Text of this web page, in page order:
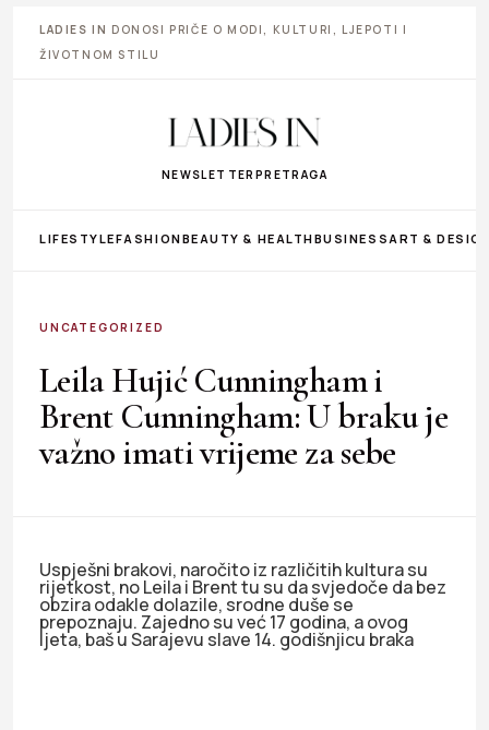
LADIES IN DONOSI PRIČE O MODI, KULTURI, LJEPOTI I
ŽIVOTNOM STILU
NEWSLETTER PRETRAGA
LIFESTYLEFASHIONBEAUTY & HEALTHBUSINESS ART &
UNCATEGORIZED
Leila Hujić Cunningham i
Brent Cunningham: U braku je
važno imati vrijeme za sebe
Uspješni brakovi, naročito iz različitih kultura su
rijetkost, no Leila i Brent tu su da svjedoče da bez
obzira odakle dolazile, srodne duše se
prepoznaju. Zajedno su već 17 godina, a ovog
ljeta, baš u Sarajevu slave 14. godišnjicu braka